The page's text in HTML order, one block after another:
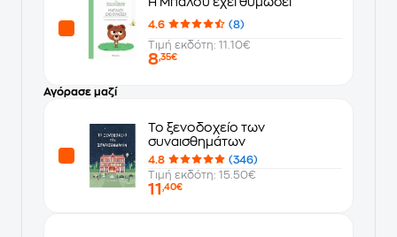
4.6
(8)
Τιμή εκδότη: 11.10€
8,35€
Αγόρασε μαζί
Το ξενοδοχείο των
συναισθημάτων
4.8
(346)
Τιμή εκδότη: 15.50€
11 ,40€